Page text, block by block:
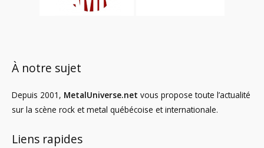
À notre sujet
Depuis 2001, MetalUniverse.net vous propose toute l’actualité
sur la scène rock et metal québécoise et internationale.
Liens rapides